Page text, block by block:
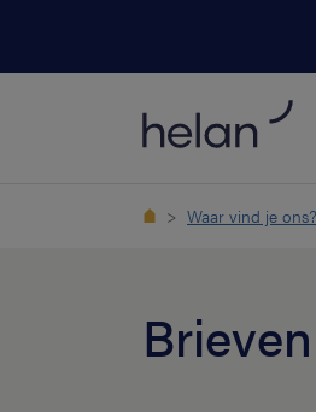
Waar vind je ons?